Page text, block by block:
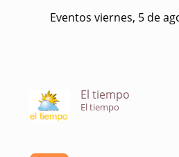
Eventos viernes, 5 de
El tiempo
El tiempo